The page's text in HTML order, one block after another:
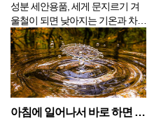
성분 세안용품, 세게 문지르기 겨
울철이 되면 낮아지는 기온과 차가
운 바람 때문에 피부가 건조해지면
서 가려움을 느끼거나 홍조가 심해
지는 경우가 많다. 게다가 코로나
로 실외, 실내 구분하지 않고 마스
크를 착용하게 되면서 피부에 뾰루
지나 여드름이 올라와 ...
아침에 일어나서 바로 하면 좋은 행동 4가지